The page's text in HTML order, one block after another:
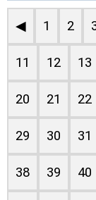
◀ 1 2
11 12 13
20 21 22
29 30 31
38 39 40